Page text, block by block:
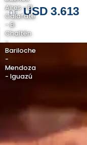
DE USD 3.613
Aires - El
Calafate
- El
Chaltén
-
Bariloche
-
Mendoza
- Iguazú